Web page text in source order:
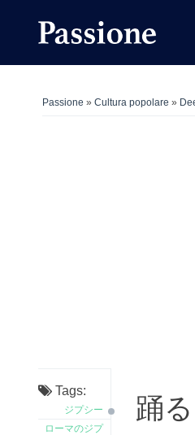
Passione » Cultura popolare »
Tags:
ジプシー
ローマのジプ
踊